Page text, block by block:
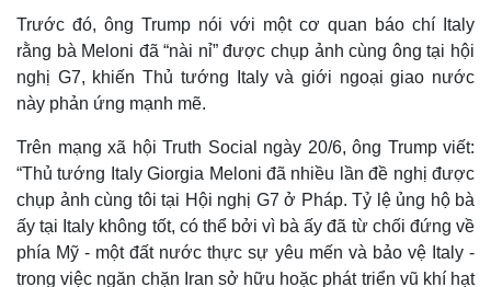
Trước đó, ông Trump nói với một cơ quan báo chí Italy
rằng bà Meloni đã “nài nỉ” được chụp ảnh cùng ông tại hội
nghị G7, khiến Thủ tướng Italy và giới ngoại giao nước
này phản ứng mạnh mẽ.
Trên mạng xã hội Truth Social ngày 20/6, ông Trump viết:
“Thủ tướng Italy Giorgia Meloni đã nhiều lần đề nghị được
chụp ảnh cùng tôi tại Hội nghị G7 ở Pháp. Tỷ lệ ủng hộ bà
ấy tại Italy không tốt, có thể bởi vì bà ấy đã từ chối đứng về
phía Mỹ - một đất nước thực sự yêu mến và bảo vệ Italy -
trong việc ngăn chặn Iran sở hữu hoặc phát triển vũ khí hạt